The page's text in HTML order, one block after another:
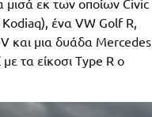
μισά εκ των οποίων Civic
ένα VW Golf R,
και μια δυάδα Mercedes
τα είκοσι Type R ο